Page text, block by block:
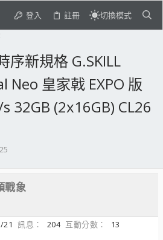
登入 註冊 切換模式
序新規格 G.SKILL
Neo 皇家戟 EXPO 版
32GB (2x16GB) CL26
戰象
21 訊息 204 互動分數
13